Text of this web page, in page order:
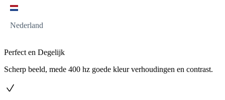
Nederland
Perfect en Degelijk
Scherp beeld, mede 400 hz goede kleur verhoudingen en contrast.